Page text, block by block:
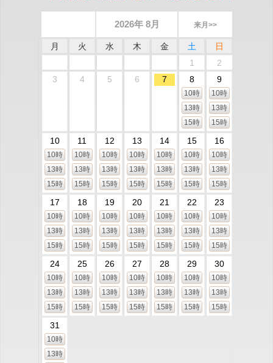
2026年 8月 来月>>
月 火 水 木 金 土
日
1
2
3
4 5 6 7 8
10時
13時
15時
9
10時
13時
15時
10
10時
13時
15時
11
10時
13時
15時
12
10時
13時
15時
13
10時
13時
15時
14
10時
13時
15時
15
10時
13時
15時
16
10時
13時
15時
17
10時
13時
15時
18
10時
13時
15時
19
10時
13時
15時
20
10時
13時
15時
21
10時
13時
15時
22
10時
13時
15時
23
10時
13時
15時
24
10時
13時
15時
25
10時
13時
15時
26
10時
13時
15時
27
10時
13時
15時
28
10時
13時
15時
29
10時
13時
15時
30
10時
13時
15時
31
10時
13時